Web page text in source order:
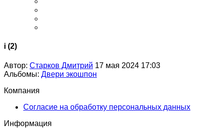
i (2)
Автор: Старков Дмитрий 17 мая 2024 17:03
Альбомы: Двери экошпон
Компания
Согласие на обработку персональных данных
Информация